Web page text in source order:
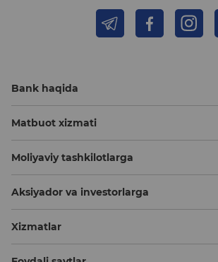
Bank haqida
Matbuot xizmati
Moliyaviy tashkilotlarga
Aksiyador va investorlarga
Xizmatlar